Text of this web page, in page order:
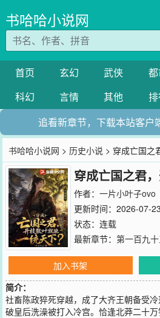
书哈哈小说网
首页 玄幻 武侠
科幻
言情 其他
追看新章节，下载本站客户
书哈哈小说网 > 历史小说 > 穿成亡国之
下？
穿成亡国之君
天下？
作者： 一片小叶子ovo
更新时间：2026-07-
状态：连载
最新章节： 第一百九
加入书架
简介：
社畜陈政猝死穿越，成了大齐王朝备受
破皇后洗澡被打入冷宫。恰逢北莽二十